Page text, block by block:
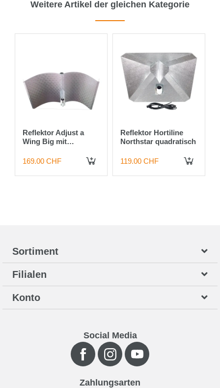
Weitere Artikel der gleichen Kategorie
Reflektor Adjust a
Wing Big mit
169.00 CHF
Reflektor Hortiline
Northstar quadratisch
119.00 CHF
Sortiment
Filialen
Konto
Social Media
Zahlungsarten